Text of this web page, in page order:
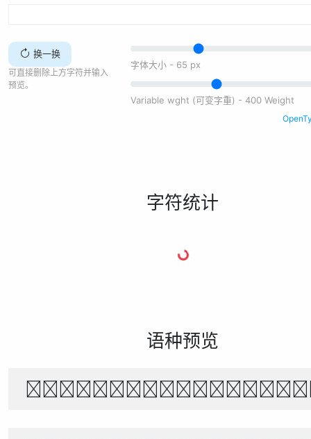
换一换
可直接删除上方字符并输入
预览。
字体大小 - 65 px
Variable wght (可变字重) - 400 Weight
字符统计
语种预览
风起时，花落无声。月下独行，山水